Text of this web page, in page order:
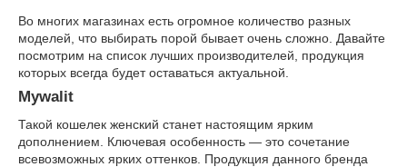
Во многих магазинах есть огромное количество разных
моделей, что выбирать порой бывает очень сложно. Давайте
посмотрим на список лучших производителей, продукция
которых всегда будет оставаться актуальной.
Mywalit
Такой кошелек женский станет настоящим ярким
дополнением. Ключевая особенность — это сочетание
всевозможных ярких оттенков. Продукция данного бренда